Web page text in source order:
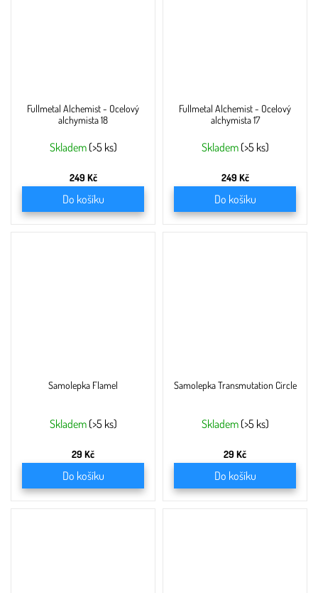
Fullmetal Alchemist - Ocelový
alchymista 18
Skladem (>5 ks)
249 Kč
Do košíku
Fullmetal Alchemist - Ocelový
alchymista 17
Skladem (>5 ks)
249 Kč
Do košíku
Samolepka Flamel
Skladem (>5 ks)
29 Kč
Do košíku
Samolepka Transmutation Circle
Skladem (>5 ks)
29 Kč
Do košíku